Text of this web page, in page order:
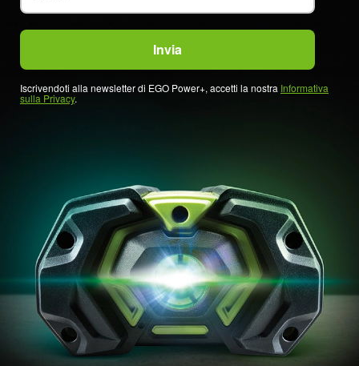
Iscrivendoti alla newsletter di EGO Power+, accetti la nostra Informativa
sulla Privacy.